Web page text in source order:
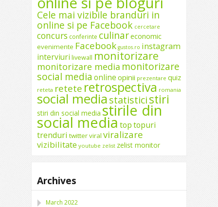
Cele mai vizibile branduri in
online si pe Facebook cercetare
concurs conferinte culinareconomic
evenimente Facebook gustos.ro instagram
interviuri livewall monitorizare
monitorizare media monitorizare
social media online opinii prezentare quiz
reteta retete retrospectiva romania
social mediastatisticistiri
stiri din social media stirile din
social media toptopuri
trenduri twitterviral viralizare
vizibilitate youtube zelist zelist monitor
Archives
March 2022